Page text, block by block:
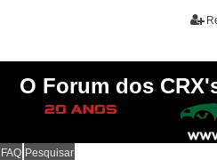
O Forum dos
FAQ Pesquisar